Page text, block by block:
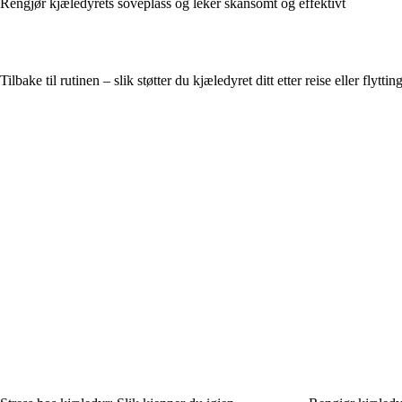
Tilbake til rutinen – slik støtter du kjæledyret ditt etter reise eller flytting